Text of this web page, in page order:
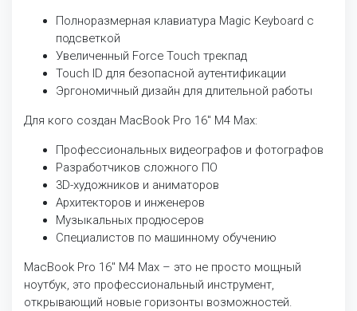
Полноразмерная клавиатура Magic Keyboard с
подсветкой
Увеличенный Force Touch трекпад
Touch ID для безопасной аутентификации
Эргономичный дизайн для длительной работы
Для кого создан MacBook Pro 16" M4 Max:
Профессиональных видеографов и фотографов
Разработчиков сложного ПО
3D-художников и аниматоров
Архитекторов и инженеров
Музыкальных продюсеров
Специалистов по машинному обучению
MacBook Pro 16" M4 Max – это не просто мощный
ноутбук, это профессиональный инструмент,
открывающий новые горизонты возможностей.